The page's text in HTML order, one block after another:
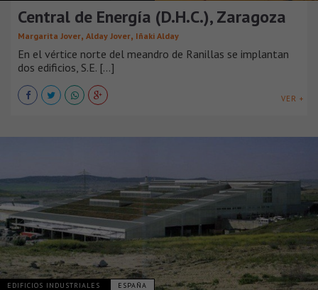
Central de Energía (D.H.C.), Zaragoza
Margarita Jover, Alday Jover, Iñaki Alday
En el vértice norte del meandro de Ranillas se implantan
dos edificios, S.E. [...]
VER +
EDIFICIOS INDUSTRIALES ESPAÑA